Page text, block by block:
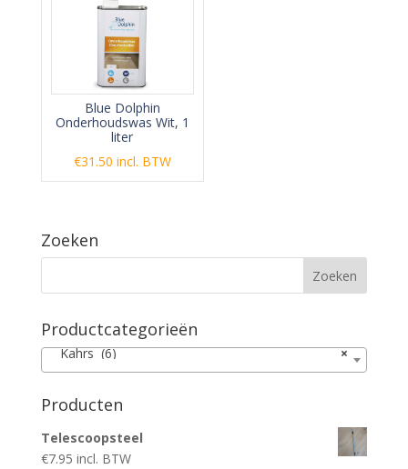
Blue Dolphin
Onderhoudswas Wit, 1
liter
€31.50 incl. BTW
Zoeken
Productcategorieën
×
Kahrs (6)
Producten
Telescoopsteel
€7.95 incl. BTW